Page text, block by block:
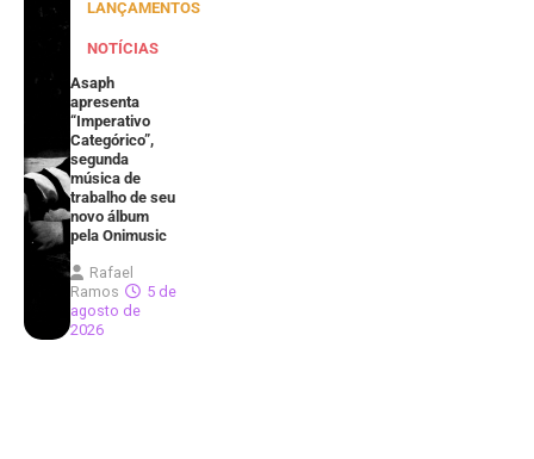
LANÇAMENTOS
NOTÍCIAS
Asaph
apresenta
“Imperativo
Categórico”,
segunda
música de
trabalho de seu
novo álbum
pela Onimusic
Rafael
Ramos
5 de
agosto de
2026